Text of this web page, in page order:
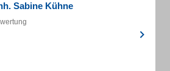
Sabine Kühne